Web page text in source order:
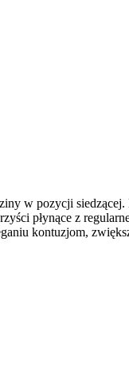
w pozycji
płynące z
kontuzjom,